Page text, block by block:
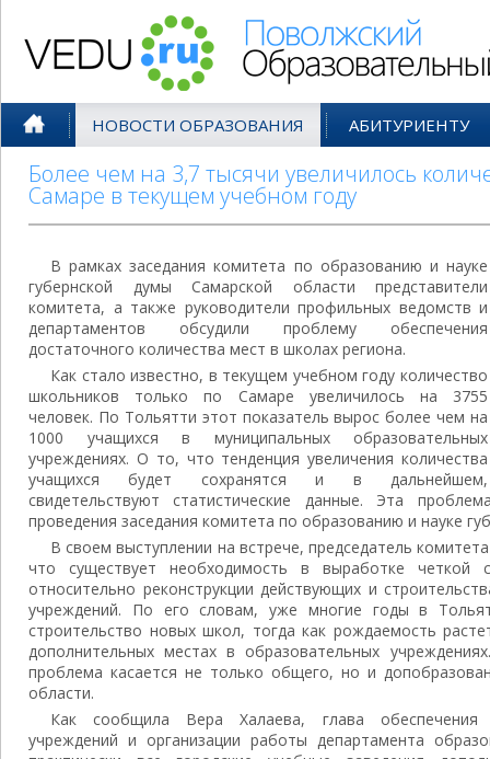
НОВОСТИ ОБРАЗОВАНИЯ АБИТУРИЕНТУ
Более чем на 3,7 тысячи увеличилось
Самаре в текущем учебном году
В рамках заседания комитета по образованию и науке
губернской думы Самарской области представители
комитета, а также руководители профильных ведомств и
департаментов обсудили проблему обеспечения
достаточного количества мест в школах региона.
Как стало известно, в текущем учебном году количество
школьников только по Самаре увеличилось на 3755
человек. По Тольятти этот показатель вырос более чем на
1000 учащихся в муниципальных образовательных
учреждениях. О то, что тенденция увеличения количества
учащихся будет сохранятся и в дальнейшем,
свидетельствуют статистические данные. Эта
проведения заседания комитета по образованию и науке
В своем выступлении на встрече, председатель
что существует необходимость в выработке четкой
относительно реконструкции действующих и
учреждений. По его словам, уже многие годы в
строительство новых школ, тогда как рождаемость
дополнительных местах в образовательных
проблема касается не только общего, но и
области.
Как сообщила Вера Халаева, глава обеспечения
учреждений и организации работы департамента